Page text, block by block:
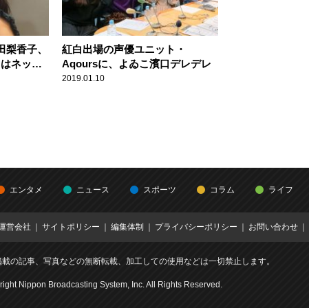
香子、
ネット
紅白出場の声優ユニット・
Aqoursに、よゐこ濱口デレデレ
2019.01.10
エンタメ ニュース スポーツ コラム ライフ
営会社 サイトポリシー 編集体制 プライバシーポリシー お問い合わせ
の記事、写真などの無断転載、加工しての使用などは一切禁止します。
Nippon Broadcasting System, Inc. All Rights Reserved.